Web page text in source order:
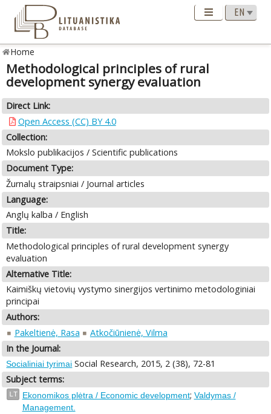
Home
Methodological principles of rural
development synergy evaluation
Direct Link:
Open Access (CC) BY 4.0
Collection:
Mokslo publikacijos / Scientific publications
Document Type:
Žurnalų straipsniai / Journal articles
Language:
Anglų kalba / English
Title:
Methodological principles of rural development synergy
evaluation
Alternative Title:
Kaimiškų vietovių vystymo sinergijos vertinimo metodologiniai
principai
Authors:
Pakeltienė, Rasa
Atkočiūnienė, Vilma
In the Journal:
Socialiniai tyrimai Social Research, 2015, 2 (38), 72-81
Subject terms:
LT Ekonomikos plėtra / Economic development; Valdymas /
Management.